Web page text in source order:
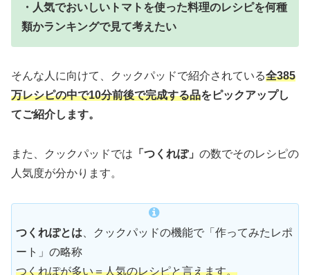
・人気でおいしいトマトを使った料理のレシピを何種
類かランキングで見て考えたい
そんな人に向けて、クックパッドで紹介されている全385
万レシピの中で10分前後で完成する品をピックアップし
てご紹介します。
また、クックパッドでは 「つくれぽ」 の数でそのレシピの
人気度が分かります。
つくれぽとは 、クックパッドの機能で「作ってみたレポ
ート」の略称
つくれぽが多い＝人気のレシピと言えます。